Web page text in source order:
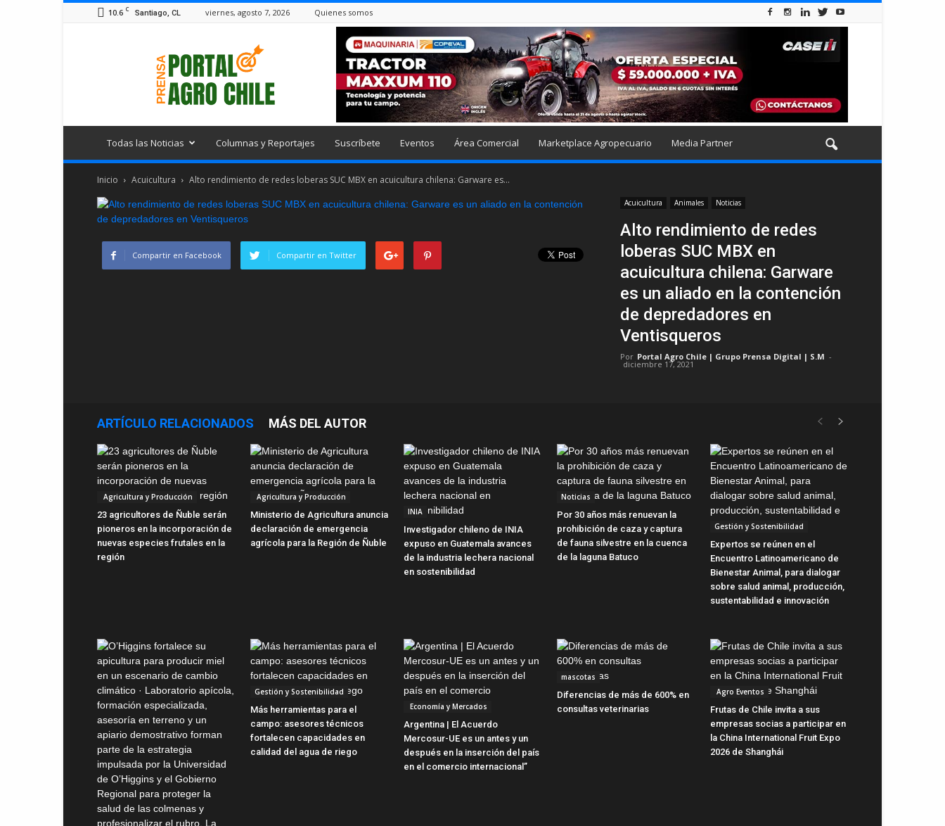
10.6 C Santiago, CL viernes, agosto 7, 2026 Quienes somos
Todas las Noticias Columnas y Reportajes Suscríbete Eventos Área Comercial Marketplace Agropecuario Media Partner
Inicio Acuicultura Alto rendimiento de redes loberas SUC MBX en acuicultura chilena: Garware es...
Acuicultura Animales Noticias
Alto rendimiento de redes
loberas SUC MBX en
acuicultura chilena: Garware
es un aliado en la contención
de depredadores en
Ventisqueros
Por Portal Agro Chile | Grupo Prensa Digital | S.M -
diciembre 17, 2021
Compartir en Facebook Compartir en Twitter
ARTÍCULO RELACIONADOS MÁS DEL AUTOR
Agricultura y Producción
23 agricultores de Ñuble serán
pioneros en la incorporación de
nuevas especies frutales en la
región
Agricultura y Producción
Ministerio de Agricultura anuncia
declaración de emergencia
agrícola para la Región de Ñuble
INIA
Investigador chileno de INIA
expuso en Guatemala avances
de la industria lechera nacional
en sostenibilidad
Noticias
Por 30 años más renuevan la
prohibición de caza y captura
de fauna silvestre en la cuenca
de la laguna Batuco
Gestión y Sostenibilidad
Expertos se reúnen en el
Encuentro Latinoamericano de
Bienestar Animal, para dialogar
sobre salud animal, producción,
sustentabilidad e innovación
Gestión y Sostenibilidad
Más herramientas para el
campo: asesores técnicos
fortalecen capacidades en
calidad del agua de riego
Economía y Mercados
Argentina | El Acuerdo
Mercosur-UE es un antes y un
después en la inserción del país
en el comercio internacional”
mascotas
Diferencias de más de 600% en
consultas veterinarias
Agro Eventos
Frutas de Chile invita a sus
empresas socias a participar en
la China International Fruit Expo
2026 de Shanghái